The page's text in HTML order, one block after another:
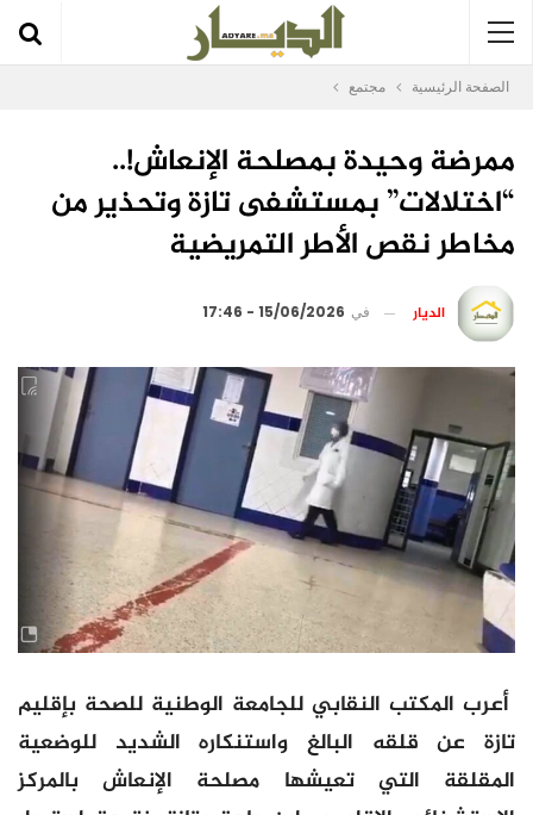
الصفحة الرئيسية مجتمع
ممرضة وحيدة بمصلحة الإنعاش!..
“اختلالات” بمستشفى تازة وتحذير من
مخاطر نقص الأطر التمريضية
الديار في 15/06/2026 - 17:46
أعرب المكتب النقابي للجامعة الوطنية للصحة بإقليم
تازة عن قلقه البالغ واستنكاره الشديد للوضعية
المقلقة التي تعيشها مصلحة الإنعاش بالمركز